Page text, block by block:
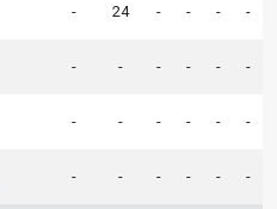
- 24 - - - -
- - - - - -
- - - - - -
- - - - - -